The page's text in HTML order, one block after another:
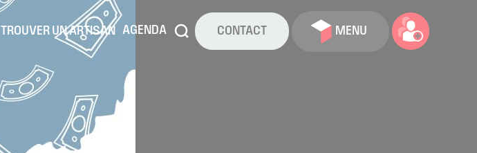
TROUVER UN ARTISAN AGENDA CONTACT MENU